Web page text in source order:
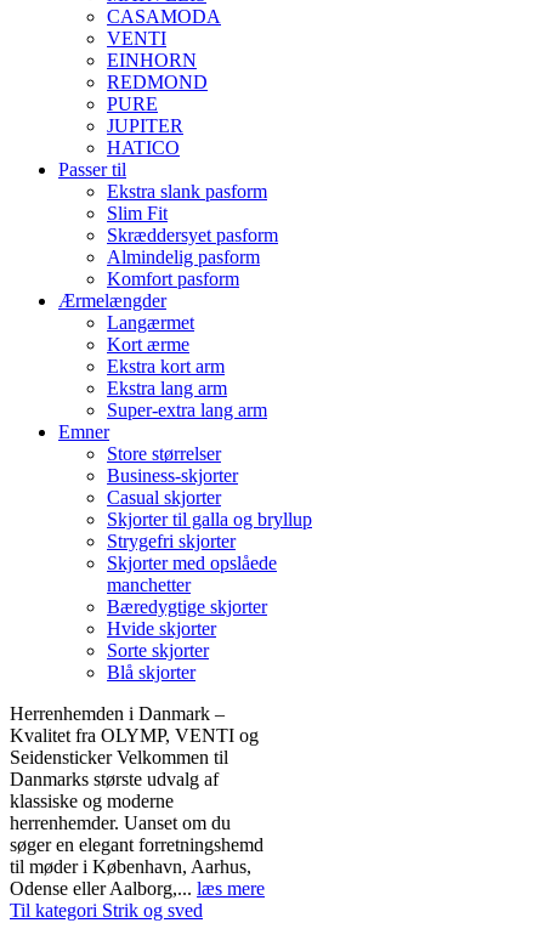
CASAMODA
VENTI
EINHORN
REDMOND
PURE
JUPITER
HATICO
Passer til
Ekstra slank pasform
Slim Fit
Skræddersyet pasform
Almindelig pasform
Komfort pasform
Ærmelængder
Langærmet
Kort ærme
Ekstra kort arm
Ekstra lang arm
Super-extra lang arm
Emner
Store størrelser
Business-skjorter
Casual skjorter
Skjorter til galla og bryllup
Strygefri skjorter
Skjorter med opslåede
manchetter
Bæredygtige skjorter
Hvide skjorter
Sorte skjorter
Blå skjorter
Herrenhemden i Danmark –
Kvalitet fra OLYMP, VENTI og
Seidensticker Velkommen til
Danmarks største udvalg af
klassiske og moderne
herrenhemder. Uanset om du
søger en elegant forretningshemd
til møder i København, Aarhus,
Odense eller Aalborg,... læs mere
Til kategori Strik og sved